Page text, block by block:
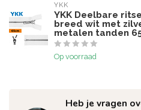
YKK
YKK Deelbare
breed wit met
metalen tanden
Op voorraad
Heb je vragen